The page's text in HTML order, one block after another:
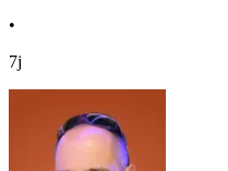
•
7j